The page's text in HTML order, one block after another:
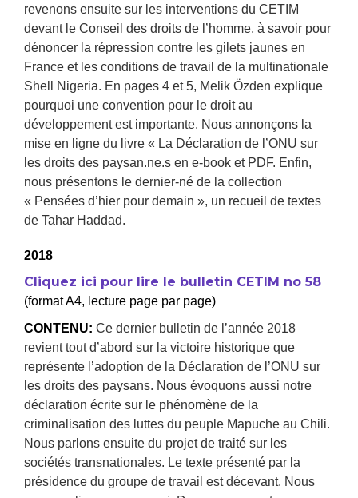
revenons ensuite sur les interventions du CETIM
devant le Conseil des droits de l’homme, à savoir pour
dénoncer la répression contre les gilets jaunes en
France et les conditions de travail de la multinationale
Shell Nigeria. En pages 4 et 5, Melik Özden explique
pourquoi une convention pour le droit au
développement est importante. Nous annonçons la
mise en ligne du livre « La Déclaration de l’ONU sur
les droits des paysan.ne.s en e-book et PDF. Enfin,
nous présentons le dernier-né de la collection
« Pensées d’hier pour demain », un recueil de textes
de Tahar Haddad.
2018
Cliquez ici pour lire le bulletin CETIM no 58
(format A4, lecture page par page)
CONTENU: Ce dernier bulletin de l’année 2018
revient tout d’abord sur la victoire historique que
représente l’adoption de la Déclaration de l’ONU sur
les droits des paysans. Nous évoquons aussi notre
déclaration écrite sur le phénomène de la
criminalisation des luttes du peuple Mapuche au Chili.
Nous parlons ensuite du projet de traité sur les
sociétés transnationales. Le texte présenté par la
présidence du groupe de travail est décevant. Nous